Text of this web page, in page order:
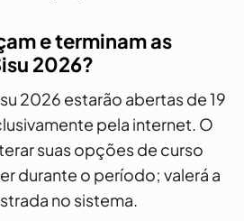
e terminam as
2026?
2026 estarão abertas de 19
pela internet. O
suas opções de curso
durante o período; valerá a
no sistema.